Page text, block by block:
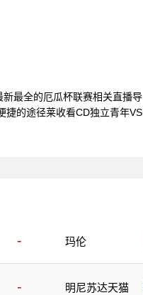
最全的厄瓜杯联赛相关直播导
捷的途径莱收看CD独立青年VS
- 玛伦
- 明尼苏达天猫